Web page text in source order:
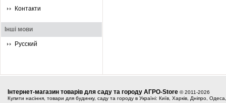
Контакти
Інші мови
Русский
Інтернет-магазин товарів для саду та городу АГРО-Store © 2011-2026
Купити насіння, товари для будинку, саду та городу в Україні: Київ, Харків, Дніпро,